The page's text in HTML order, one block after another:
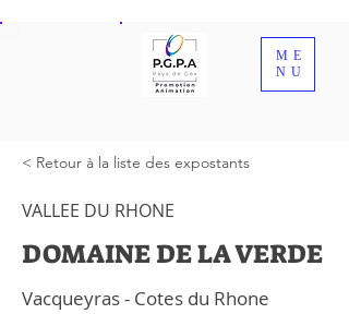
ME
NU
< Retour à la liste des expostants
VALLEE DU RHONE
DOMAINE DE LA VERDE
Vacqueyras - Cotes du Rhone